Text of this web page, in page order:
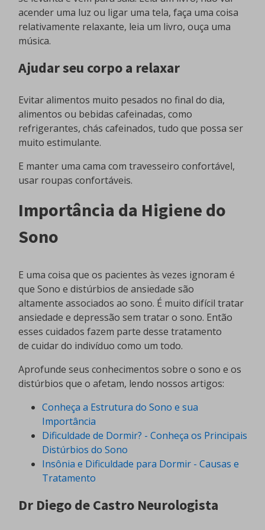
acender uma luz ou ligar uma tela, faça uma coisa
relativamente relaxante, leia um livro, ouça uma
música.
Ajudar seu corpo a relaxar
Evitar alimentos muito pesados no final do dia,
alimentos ou bebidas cafeinadas, como
refrigerantes, chás cafeinados, tudo que possa ser
muito estimulante.
E manter uma cama com travesseiro confortável,
usar roupas confortáveis.
Importância da Higiene do
Sono
E uma coisa que os pacientes às vezes ignoram é
que Sono e distúrbios de ansiedade são
altamente associados ao sono. É muito difícil tratar
ansiedade e depressão sem tratar o sono. Então
esses cuidados fazem parte desse tratamento
de cuidar do indivíduo como um todo.
Aprofunde seus conhecimentos sobre o sono e os
distúrbios que o afetam, lendo nossos artigos:
Conheça a Estrutura do Sono e sua
Importância
Dificuldade de Dormir? - Conheça os Principais
Distúrbios do Sono
Insônia e Dificuldade para Dormir - Causas e
Tratamento
Dr Diego de Castro Neurologista